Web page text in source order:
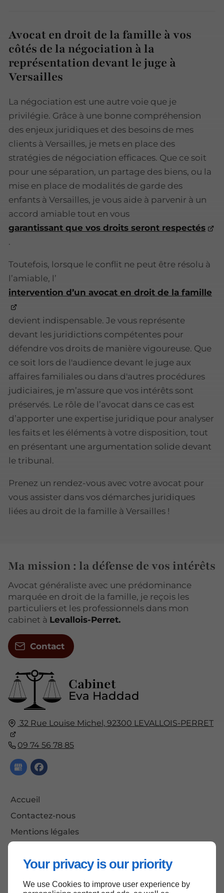
Your privacy is our priority
We use Cookies to improve user experience by
Avocat en droit de la famille à vos
côtés de la négociation à la
représentation devant le juge à
Versailles
La négociation est une autre voie que je
privilégie. Grâce à une bonne compréhension
des enjeux juridiques et des besoins de mes
clients à Versailles, je mets en place des
stratégies de négociation efficaces. Que ce soit
pour une séparation, un partage des biens, ou la
mise en place de modalités de garde des
enfants à Versailles, je vous aide à parvenir à un
accord amiable tout en vous
garantissant que vos droits seront respectés
.
Toutefois, lorsque le conflit ne peut être résolu à
l’amiable, l’
intervention d’un avocat en droit de la famille
devient indispensable. Je vous représente
devant les juridictions compétentes pour
défendre vos droits de manière vigoureuse. Que
ce soit lors de l'audience devant le juge aux
affaires familiales ou dans d'autres procédures
judiciaires, je m’assure que vos intérêts sont
préservés. Le rôle de l’avocat dans ce cas est
d’apporter une expertise juridique pour analyser
les faits et les éléments à votre disposition, tout
en présentant une argumentation solide devant
le tribunal.
Prenez un rendez-vous avec votre avocat pour
vous assister dans vos démarches juridiques
liées au droit de la famille à Versailles !
Cabinet
Eva Haddad
32 Rue Louise Michel, 92300 LEVALLOIS-PERRET
09 74 56 78 85
Accueil
Contactez-nous
Mentions légales
Ma mission : la défense de vos intérêts
Avocat généraliste avec une prédominance
marquée en droit de la famille, je reçois les
particuliers et les professionnels dans mon
cabinet à Levallois-Perret.
Contact